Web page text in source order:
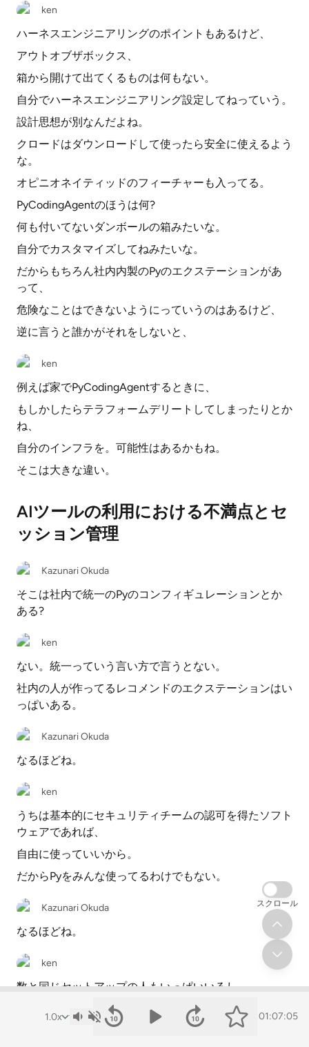
ken
ハーネスエンジニアリングのポイントもあるけど、
アウトオブザボックス、
箱から開けて出てくるものは何もない。
自分でハーネスエンジニアリング設定してねっていう。
設計思想が別なんだよね。
クロードはダウンロードして使ったら安全に使えるよう
な。
オピニオネイティッドのフィーチャーも入ってる。
PyCodingAgentのほうは何?
何も付いてないダンボールの箱みたいな。
自分でカスタマイズしてねみたいな。
だからもちろん社内内製のPyのエクステーションがあ
って、
危険なことはできないようにっていうのはあるけど、
逆に言うと誰かがそれをしないと、
ken
例えば家でPyCodingAgentするときに、
もしかしたらテラフォームデリートしてしまったりとか
ね、
自分のインフラを。可能性はあるかもね。
そこは大きな違い。
AIツールの利用における不満点とセ
ッション管理
Kazunari Okuda
そこは社内で統一のPyのコンフィギュレーションとか
ある?
ken
ない。統一っていう言い方で言うとない。
社内の人が作ってるレコメンドのエクステーションはい
っぱいある。
Kazunari Okuda
なるほどね。
ken
うちは基本的にセキュリティチームの認可を得たソフト
ウェアであれば、
自由に使っていいから。
だからPyをみんな使ってるわけでもない。
Kazunari Okuda
なるほどね。
ken
数と同じセットアップの人もいっぱいいるし、
さっき出てきたコーデックス使ってる人もいる。
01:07:05
スクロール